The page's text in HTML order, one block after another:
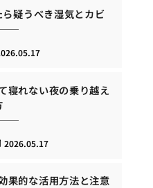
疑うべき湿気とカビ
寝れない夜の乗り越え
2026.05.17
果的な活用方法と注意